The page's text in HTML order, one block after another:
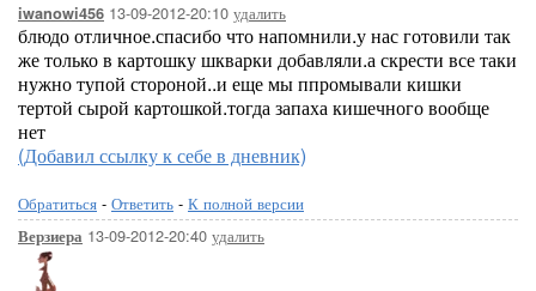
iwanowi456 13-09-2012-20:10 удалить
блюдо отличное.спасибо что напомнили.у нас готовили так
же только в картошку шкварки добавляли.а скрести все таки
нужно тупой стороной..и еще мы ппромывали кишки
тертой сырой картошкой.тогда запаха кишечного вообще
нет
(Добавил ссылку к себе в дневник)
Обратиться - Ответить - К полной версии
Верзиера 13-09-2012-20:40 удалить